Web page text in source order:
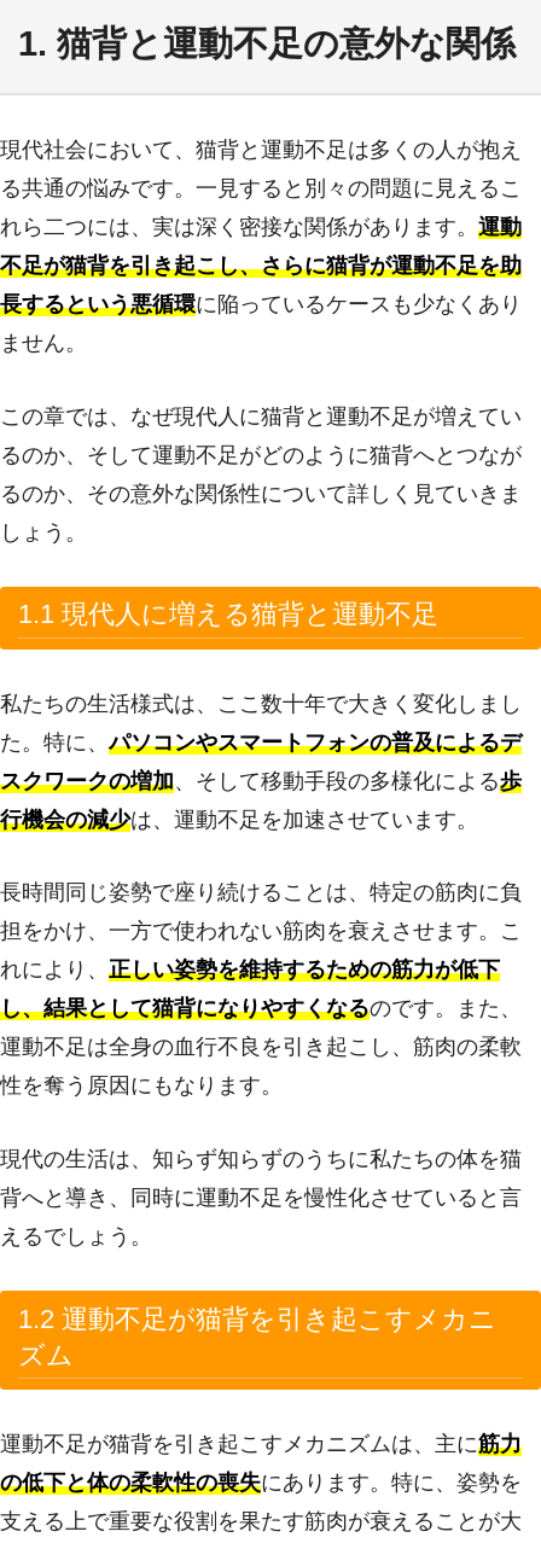
1. 猫背と運動不足の意外な関係
現代社会において、猫背と運動不足は多くの人が抱え
る共通の悩みです。一見すると別々の問題に見えるこ
れら二つには、実は深く密接な関係があります。 運動
不足が猫背を引き起こし、さらに猫背が運動不足を助
長するという悪循環に陥っているケースも少なくあり
ません。
この章では、なぜ現代人に猫背と運動不足が増えてい
るのか、そして運動不足がどのように猫背へとつなが
るのか、その意外な関係性について詳しく見ていきま
しょう。
1.1 現代人に増える猫背と運動不足
私たちの生活様式は、ここ数十年で大きく変化しまし
た。特に、パソコンやスマートフォンの普及によるデ
スクワークの増加、そして移動手段の多様化による歩
行機会の減少は、運動不足を加速させています。
長時間同じ姿勢で座り続けることは、特定の筋肉に負
担をかけ、一方で使われない筋肉を衰えさせます。こ
れにより、 正しい姿勢を維持するための筋力が低下
し、結果として猫背になりやすくなるのです。また、
運動不足は全身の血行不良を引き起こし、筋肉の柔軟
性を奪う原因にもなります。
現代の生活は、知らず知らずのうちに私たちの体を猫
背へと導き、同時に運動不足を慢性化させていると言
えるでしょう。
1.2 運動不足が猫背を引き起こすメカニ
ズム
運動不足が猫背を引き起こすメカニズムは、主に筋力
の低下と体の柔軟性の喪失にあります。特に、姿勢を
支える上で重要な役割を果たす筋肉が衰えることが大